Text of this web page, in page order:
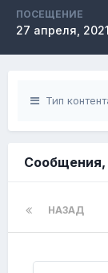
ПОСЕЩЕНИЕ
27 апреля, 2021
Тип
Сообщения,
НАЗАД